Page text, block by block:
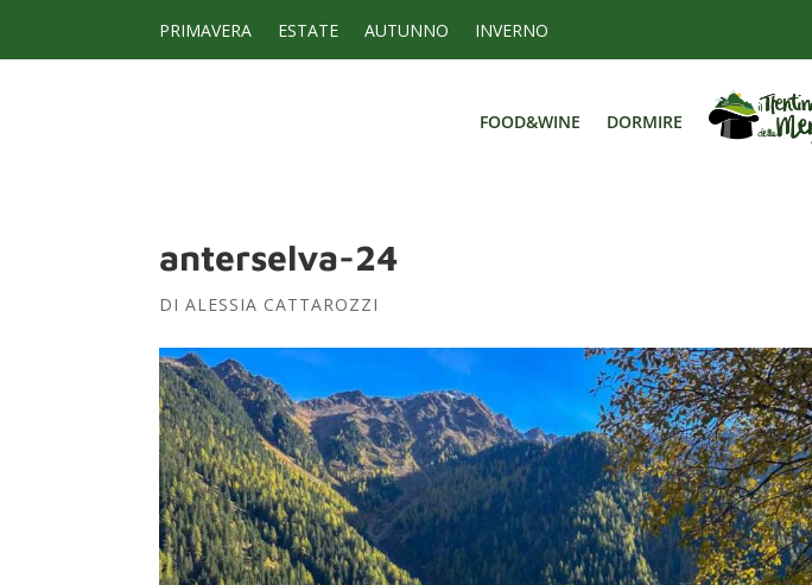
PRIMAVERA ESTATE AUTUNNO INVERNO
FOOD&WINE DORMIRE
FOOD&WINE DORMIRE
anterselva-24
DIALESSIA CATTAROZZI